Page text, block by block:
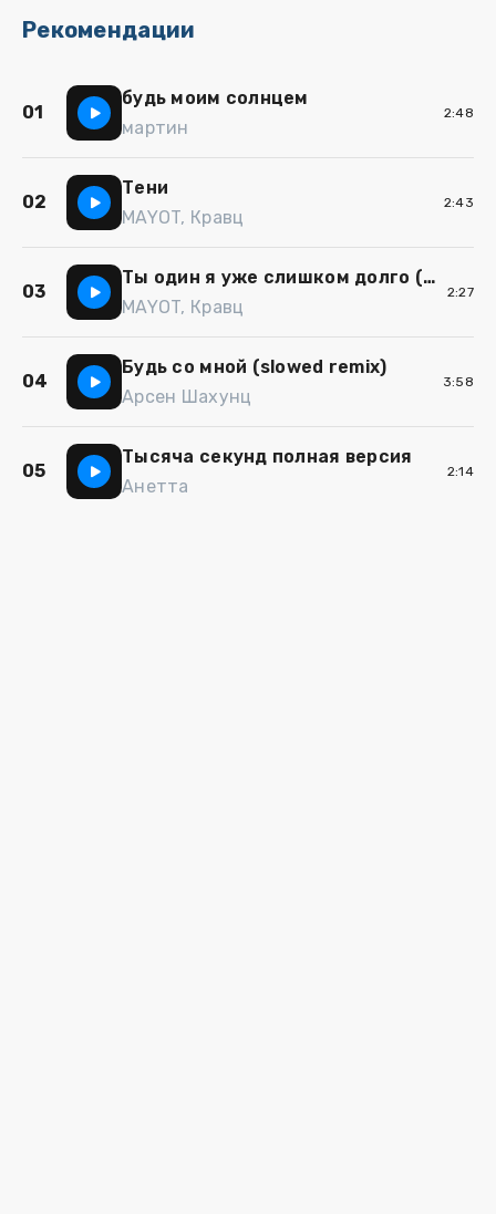
Рекомендации
01
будь моим солнцем
мартин
2:48
02
Тени
MAYOT, Кравц
2:43
03
Ты один я уже слишком долго (Шоу 3 кота)
MAYOT, Кравц
2:27
04
Будь со мной (slowed remix)
Арсен Шахунц
3:58
05
Тысяча секунд полная версия
Анетта
2:14